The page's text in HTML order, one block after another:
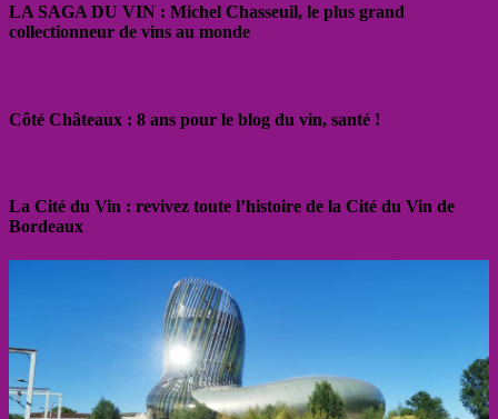
LA SAGA DU VIN : Michel Chasseuil, le plus grand
collectionneur de vins au monde
Côté Châteaux : 8 ans pour le blog du vin, santé !
La Cité du Vin : revivez toute l’histoire de la Cité du Vin de
Bordeaux